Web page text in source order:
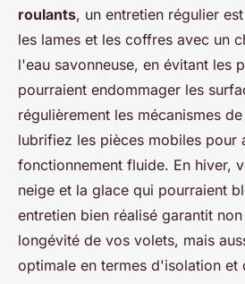
roulants, un entretien régulier
les lames et les coffres avec un
l'eau savonneuse, en évitant les
pourraient endommager les
régulièrement les mécanismes
lubrifiez les pièces mobiles pour
fonctionnement fluide. En hiver,
neige et la glace qui pourraient
entretien bien réalisé garantit
longévité de vos volets, mais
optimale en termes d'isolation et